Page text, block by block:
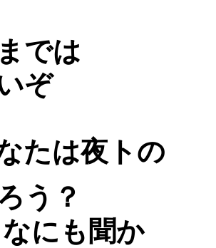
では
ぞ
たは夜トの
う？
にも聞か